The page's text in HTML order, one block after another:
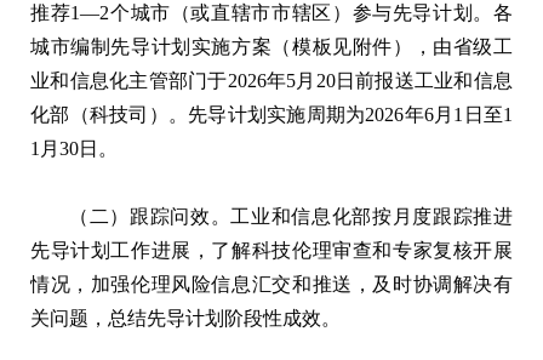
推荐1—2个城市（或直辖市市辖区）参与先导计划。各
城市编制先导计划实施方案（模板见附件），由省级工
业和信息化主管部门于2026年5月20日前报送工业和信息
化部（科技司）。先导计划实施周期为2026年6月1日至1
1月30日。
（二）跟踪问效。工业和信息化部按月度跟踪推进
先导计划工作进展，了解科技伦理审查和专家复核开展
情况，加强伦理风险信息汇交和推送，及时协调解决有
关问题，总结先导计划阶段性成效。